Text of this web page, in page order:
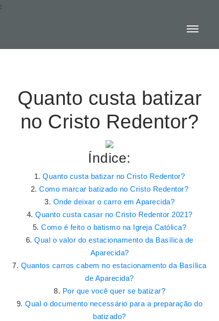
:
Quanto custa batizar
no Cristo Redentor?
Índice:
Quanto custa batizar no Cristo Redentor?
Como marcar batizado no Cristo Redentor?
Onde deixar o carro em Aparecida?
Quanto custa casar no Cristo Redentor 2021?
Como é feito o batismo na Igreja Católica?
Qual o valor do estacionamento da Basílica de
Aparecida?
Quantos carros cabem no estacionamento da Basílica
de Aparecida?
Por que você quer se batizar?
Qual o documento necessário para a preparação do
batizado?